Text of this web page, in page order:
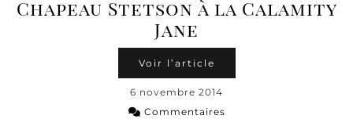
Chapeau Stetson à la Calamity
Jane
Voir l’article
6 novembre 2014
Commentaires